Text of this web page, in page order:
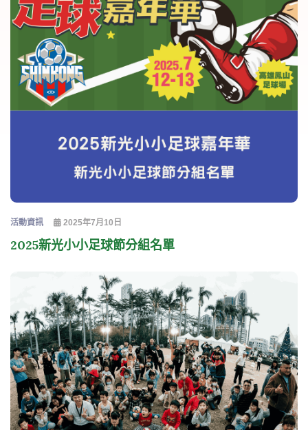
活動資訊 2025年7月10日
2025新光小小足球節分組名單